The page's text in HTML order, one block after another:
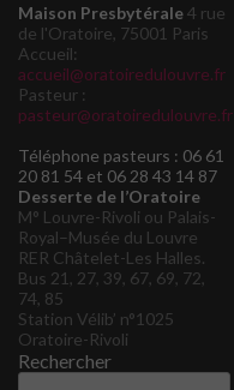
Maison Presbytérale4 rue
de l'Oratoire, 75001 Paris
Accueil:
accueil@oratoiredulouvre.fr
Pasteur :
pasteur@oratoiredulouvre.fr
Téléphone pasteurs : 06 61
20 81 54 et 06 28 43 14 87
Desserte de l’Oratoire
M° Louvre-Rivoli ou Palais-
Royal–Musée du Louvre
RER Châtelet-Les Halles.
Bus 21, 27, 39, 67, 69, 72,
74, 85
Station Vélib’ n°1025
Oratoire-Rivoli
Rechercher